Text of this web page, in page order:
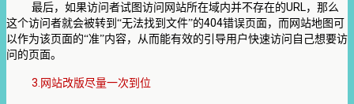
最后，如果访问者试图访问网站所在域内并不存在的URL ，那么
这个访问者就会被转到“无法找到文件”的404错误页面，而网站地图可
以作为该页面的“准”内容，从而能有效的引导用户快速访问自己想要访
问的页面。
3. 网站改版尽量一次到位